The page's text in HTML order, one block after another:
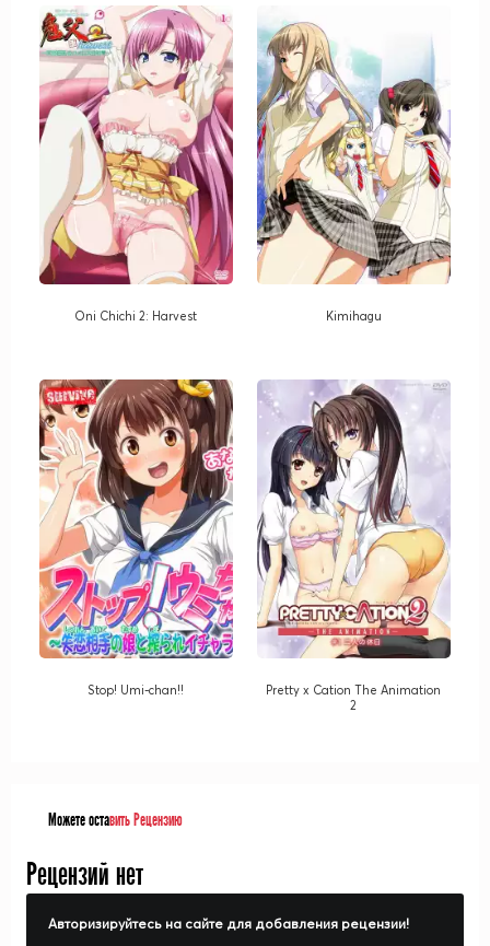
Oni Chichi 2: Harvest Kimihagu
Stop! Umi-chan!!
Pretty x Cation The Animation
2
Можете оставить Рецензию
Рецензий нет
Авторизируйтесь на сайте для добавления рецензии!